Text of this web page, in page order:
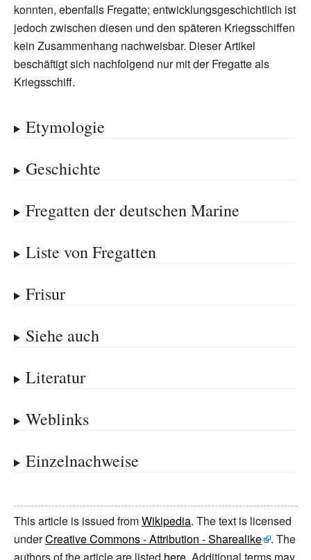
konnten, ebenfalls Fregatte; entwicklungsgeschichtlich ist
jedoch zwischen diesen und den späteren Kriegsschiffen
kein Zusammenhang nachweisbar. Dieser Artikel
beschäftigt sich nachfolgend nur mit der Fregatte als
Kriegsschiff.
Etymologie
Geschichte
Fregatten der deutschen Marine
Liste von Fregatten
Frisur
Siehe auch
Literatur
Weblinks
Einzelnachweise
This article is issued fromWikipedia. The text is licensed
underCreative Commons - Attribution - Sharealike
. The